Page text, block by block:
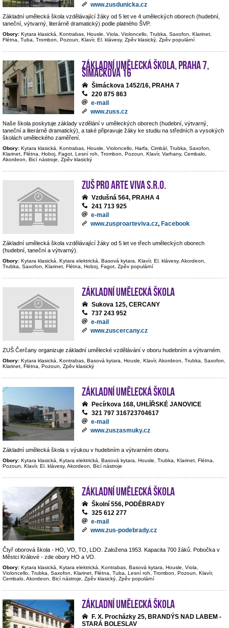
www.zusdunicka.cz
Základní umělecká škola vzdělávající žáky od 5 let ve 4 uměleckých oborech (hudební,
taneční, výtvarný, literárně dramatický) podle platného ŠVP.
Obory: Kytara klasická, Kontrabas, Housle, Viola, Violoncello, Trubka, Saxofon, Klarinet,
Flétna, Tuba, Trombon, Pozoun, Klavír, El. klávesy, Zpěv klasický, Zpěv populární
Základní umělecká škola, Praha 7,
Šimáčkova 16
Šimáckova 1452/16, PRAHA 7
220 875 863
e-mail
www.zuss.cz
Naše škola poskytuje základy vzdělání v uměleckých oborech (hudební, výtvarný,
taneční a literárně dramatický), a také připravuje žáky ke studiu na středních a vysokých
školách uměleckého zaměření.
Obory: Kytara klasická, Kontrabas, Housle, Violoncello, Harfa, Cimbál, Trubka, Saxofon,
Klarinet, Flétna, Hoboj, Fagot, Lesní roh, Trombon, Pozoun, Klavír, Varhany, Cembalo,
Akordeon, Bicí nástroje, Zpěv klasický
ZUŠ PRO ARTE VIVA s.r.o.
Vzdušná 564, PRAHA 4
241 713 925
e-mail
www.zusproarteviva.cz, Facebook
Základní umělecká škola vzdělávající žáky od 5 let ve třech uměleckých oborech
(hudební, taneční a výtvarný).
Obory: Kytara klasická, Kytara elektrická, Basová kytara, Klavír, El. klávesy, Akordeon,
Trubka, Saxofon, Klarinet, Flétna, Hoboj, Fagot, Zpěv populární
Základní umělecká škola
Sukova 125, CERCANY
737 243 952
e-mail
www.zuscercany.cz
ZUŠ Čerčany organizuje základní umělecké vzdělávání v oboru hudebním a výtvarném.
Obory: Kytara klasická, Kontrabas, Basová kytara, Housle, Klavír, Akordeon, Trubka, Saxofon,
Klarinet, Flétna, Pozoun, Zpěv klasický
Základní umělecká škola
Pecírkova 168, UHLÍŘSKÉ JANOVICE
321 797 316723704617
e-mail
www.zuszasmuky.cz
Základní umělecká škola s výukou v hudebním a výtvarném oboru.
Obory: Kytara klasická, Kytara elektrická, Basová kytara, Housle, Trubka, Klarinet, Flétna,
Pozoun, Klavír, El. klávesy, Akordeon, Bicí nástroje
Základní umělecká škola
Školní 556, PODĚBRADY
325 612 277
e-mail
www.zus-podebrady.cz
Čtyř oborová škola - HO, VO, TO, LDO. Založena 1953. Kapacita 700 žáků. Pobočka v
Městci Králové - zde obory HO a VO.
Obory: Kytara klasická, Kytara elektrická, Kontrabas, Basová kytara, Housle, Viola,
Violoncello, Trubka, Saxofon, Klarinet, Flétna, Tuba, Lesní roh, Trombon, Pozoun, Klavír,
Cembalo, Akordeon, Bicí nástroje, Zpěv klasický, Zpěv populární
Základní umělecká škola
F. X. Procházky 25, BRANDÝS NAD LABEM -
STARÁ BOLESLAV